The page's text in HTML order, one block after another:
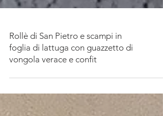
Rollè di San Pietro e scampi in
foglia di lattuga con guazzetto di
vongola verace e confit